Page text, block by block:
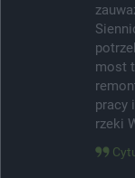
most
pracy
rzeki